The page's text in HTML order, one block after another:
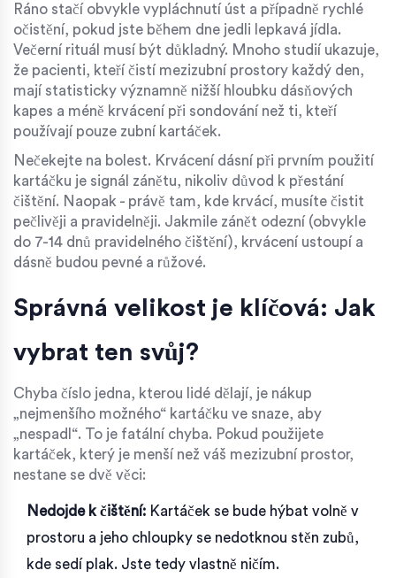
Ráno stačí obvykle vypláchnutí úst a případně rychlé
očistění, pokud jste během dne jedli lepkavá jídla.
Večerní rituál musí být důkladný. Mnoho studií ukazuje,
že pacienti, kteří čistí mezizubní prostory každý den,
mají statisticky významně nižší hloubku dásňových
kapes a méně krvácení při sondování než ti, kteří
používají pouze zubní kartáček.
Nečekejte na bolest. Krvácení dásní při prvním použití
kartáčku je signál zánětu, nikoliv důvod k přestání
čištění. Naopak - právě tam, kde krvácí, musíte čistit
pečlivěji a pravidelněji. Jakmile zánět odezní (obvykle
do 7-14 dnů pravidelného čištění), krvácení ustoupí a
dásně budou pevné a růžové.
Správná velikost je klíčová: Jak
vybrat ten svůj?
Chyba číslo jedna, kterou lidé dělají, je nákup
„nejmenšího možného“ kartáčku ve snaze, aby
„nespadl“. To je fatální chyba. Pokud použijete
kartáček, který je menší než váš mezizubní prostor,
nestane se dvě věci:
Nedojde k čištění: Kartáček se bude hýbat volně v
prostoru a jeho chloupky se nedotknou stěn zubů,
kde sedí plak. Jste tedy vlastně ničím.